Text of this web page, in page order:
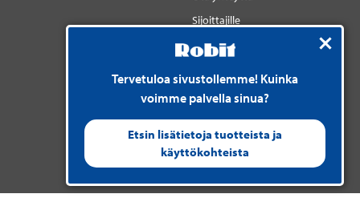
Tervetuloa sivustollemme! Kuinka
voimme palvella sinua?
Etsin lisätietoja tuotteista ja
käyttökohteista
Sijoittajille
Sosiaalinen media
LinkedIn
Instagram